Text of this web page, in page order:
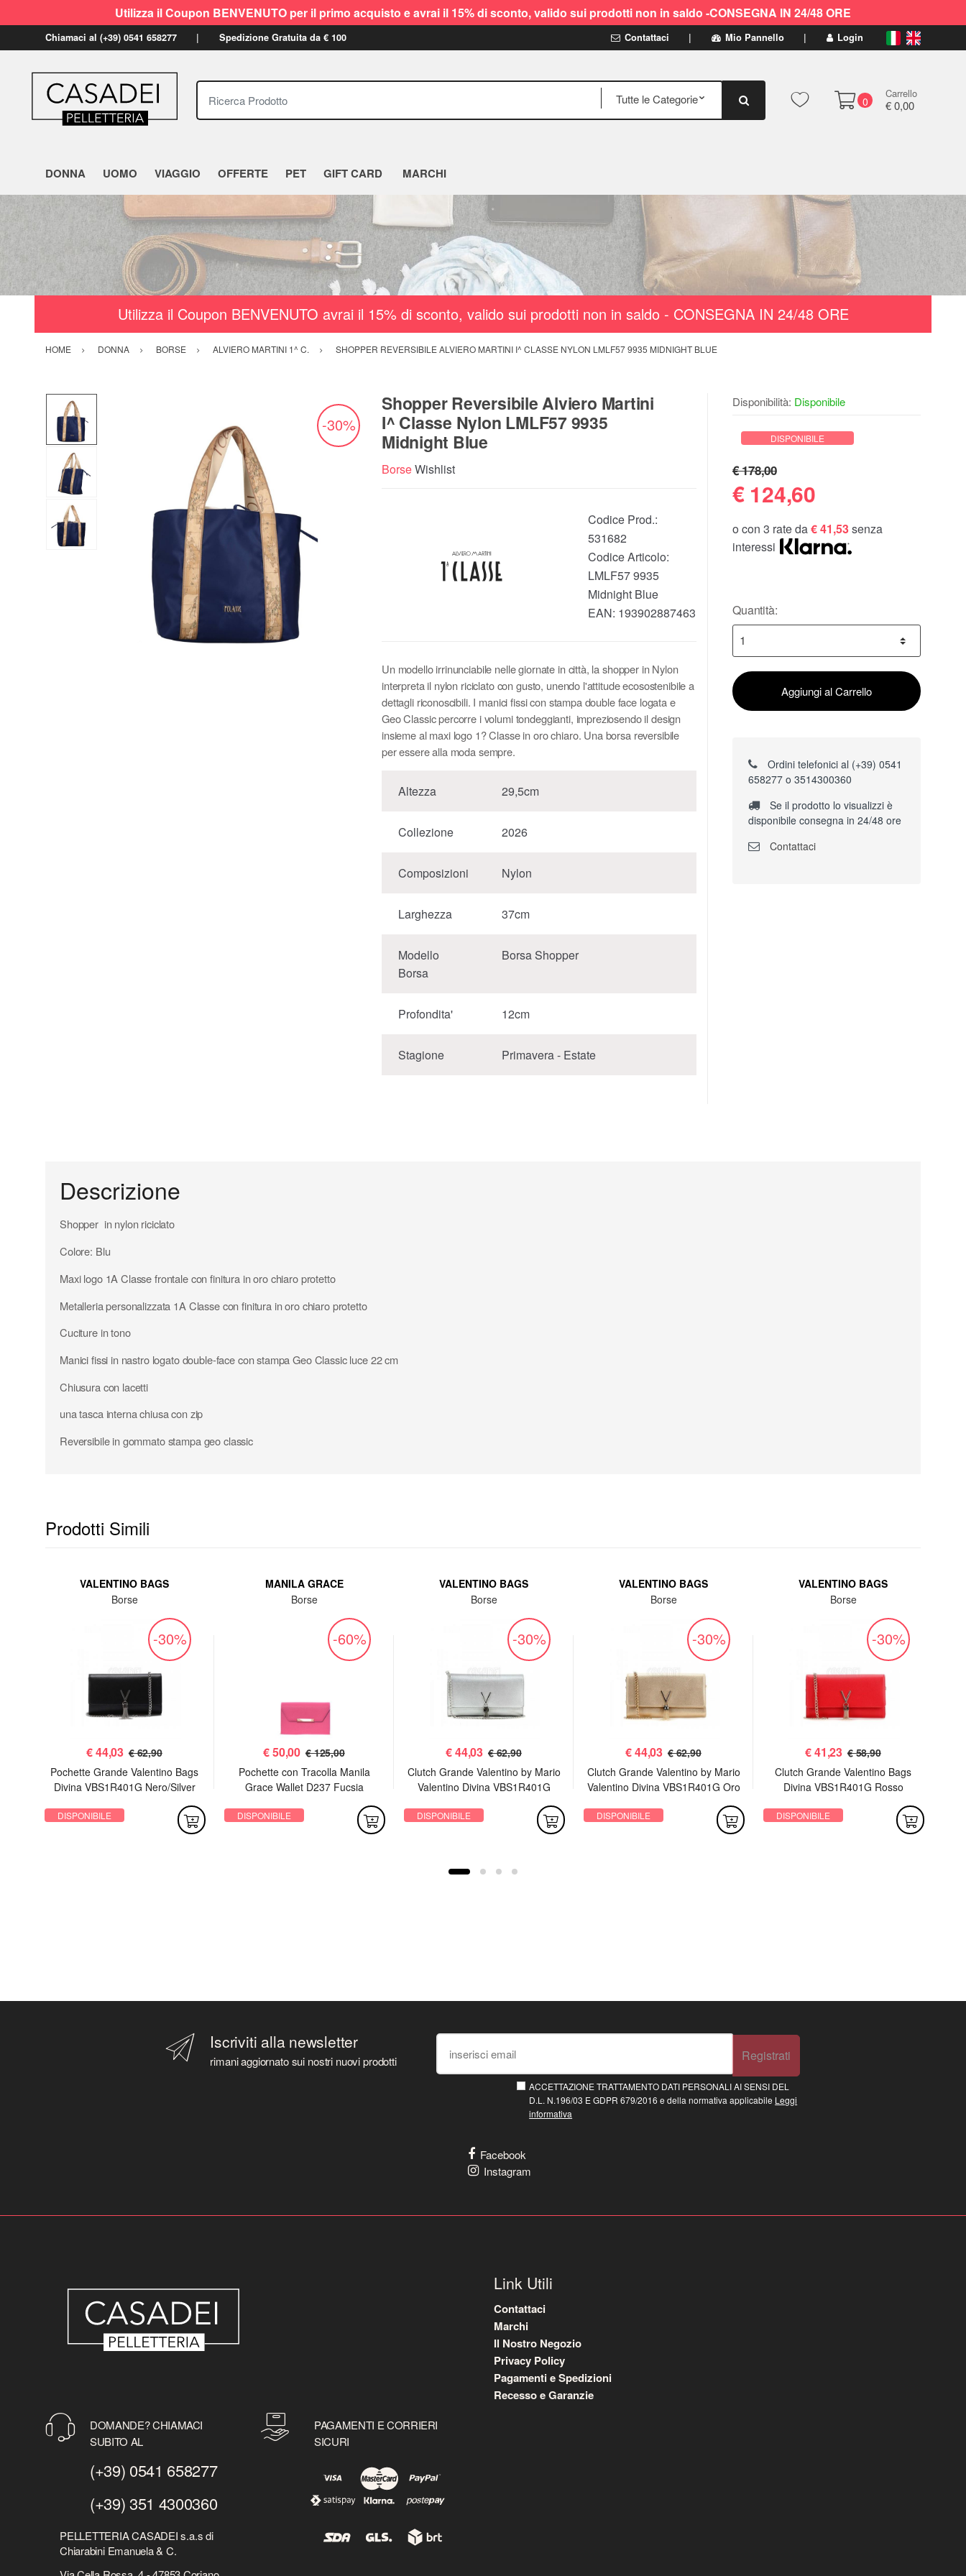
Utilizza il Coupon BENVENUTO per il primo acquisto e avrai il 15% di sconto, valido sui prodotti non in saldo -CONSEGNA IN 24/48 ORE
Chiamaci al (+39) 0541 658277 Spedizione Gratuita da € 100 Contattaci Mio Pannello Login
Ricerca Prodotto
0
Carrello
€ 0,00
DONNA UOMO VIAGGIO OFFERTE PET GIFT CARD MARCHI
Utilizza il Coupon BENVENUTO avrai il 15% di sconto, valido sui prodotti non in saldo - CONSEGNA IN 24/48 ORE
HOME DONNA BORSE ALVIERO MARTINI 1^ C. SHOPPER REVERSIBILE ALVIERO MARTINI I^ CLASSE NYLON LMLF57 9935 MIDNIGHT BLUE
-30%
Shopper Reversibile Alviero Martini
I^ Classe Nylon LMLF57 9935
Midnight Blue
BorseWishlist
Codice Prod.:
531682
Codice Articolo:
LMLF57 9935
Midnight Blue
EAN: 193902887463
Un modello irrinunciabile nelle giornate in città, la shopper in Nylon
interpreta il nylon riciclato con gusto, unendo l'attitude ecosostenibile a
dettagli riconoscibili. I manici fissi con stampa double face logata e
Geo Classic percorre i volumi tondeggianti, impreziosendo il design
insieme al maxi logo 1? Classe in oro chiaro. Una borsa reversibile
per essere alla moda sempre.
Altezza 29,5cm
Collezione 2026
Composizioni Nylon
Larghezza 37cm
Modello
Borsa
Borsa Shopper
Profondita' 12cm
Stagione Primavera - Estate
Disponibilità: Disponibile
DISPONIBILE
€ 178,00
€ 124,60
o con 3 rate da€ 41,53senza
interessi
Quantità:
Aggiungi al Carrello
Ordini telefonici al (+39) 0541
658277 o 3514300360
Se il prodotto lo visualizzi è
disponibile consegna in 24/48 ore
Contattaci
Descrizione
Shopper in nylon riciclato
Colore: Blu
Maxi logo 1A Classe frontale con finitura in oro chiaro protetto
Metalleria personalizzata 1A Classe con finitura in oro chiaro protetto
Cuciture in tono
Manici fissi in nastro logato double-face con stampa Geo Classic luce 22 cm
Chiusura con lacetti
una tasca interna chiusa con zip
Reversibile in gommato stampa geo classic
Prodotti Simili
VALENTINO BAGS
Borse
-30%
€44,03 € 62,90
Pochette Grande Valentino Bags
Divina VBS1R401G Nero/Silver
DISPONIBILE
MANILA GRACE
Borse
-60%
€50,00 € 125,00
Pochette con Tracolla Manila
Grace Wallet D237 Fucsia
DISPONIBILE
VALENTINO BAGS
Borse
-30%
€44,03 € 62,90
Clutch Grande Valentino by Mario
Valentino Divina VBS1R401G
DISPONIBILE
VALENTINO BAGS
Borse
-30%
€44,03 € 62,90
Clutch Grande Valentino by Mario
Valentino Divina VBS1R401G Oro
DISPONIBILE
VALENTINO BAGS
Borse
-30%
€41,23 € 58,90
Clutch Grande Valentino Bags
Divina VBS1R401G Rosso
DISPONIBILE
Iscriviti alla newsletter
rimani aggiornato sui nostri nuovi prodotti Registrati
ACCETTAZIONE TRATTAMENTO DATI PERSONALI AI SENSI DEL
D.L. N.196/03 E GDPR 679/2016 e della normativa applicabile Leggi
informativa
Facebook
Instagram
DOMANDE? CHIAMACI
SUBITO AL
(+39) 0541 658277
(+39) 351 4300360
PELLETTERIA CASADEI s.a.s di
Chiarabini Emanuela & C.
PAGAMENTI E CORRIERI
SICURI
Link Utili
Contattaci
Marchi
Il Nostro Negozio
Privacy Policy
Pagamenti e Spedizioni
Recesso e Garanzie